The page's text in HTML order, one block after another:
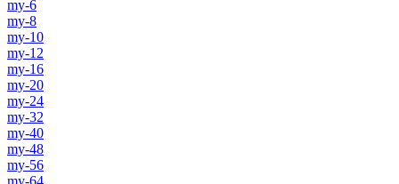
my-6
my-8
my-10
my-12
my-16
my-20
my-24
my-32
my-40
my-48
my-56
my-64